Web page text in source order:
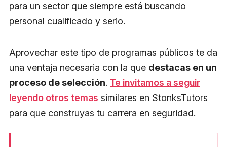
para un sector que siempre está buscando
personal cualificado y serio.
Aprovechar este tipo de programas públicos te da
una ventaja necesaria con la que destacas en un
proceso de selección. Te invitamos a seguir
leyendo otros temas similares en StonksTutors
para que construyas tu carrera en seguridad.